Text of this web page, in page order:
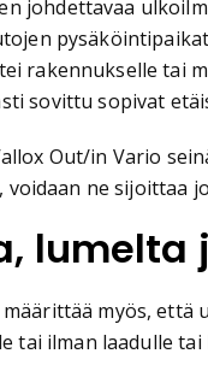
johdettavaa
rakennukselle tai
sovittu sopivat
Out/in Vario
ne sijoittaa
myös,
tai ilman laadulle